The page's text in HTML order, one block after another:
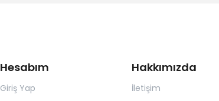
Hesabım
Giriş Yap
Hakkımızda
İletişim